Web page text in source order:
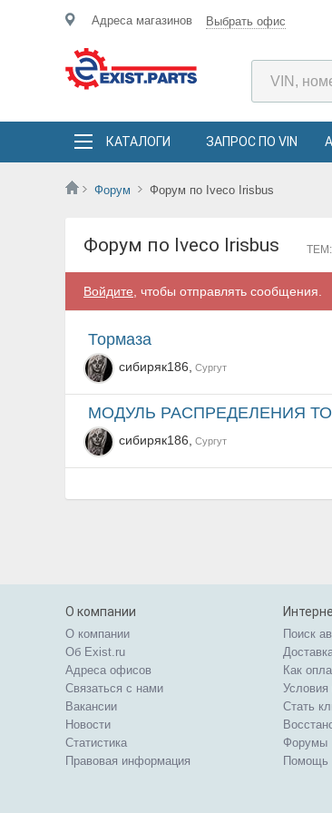
Адреса магазинов Выбрать офис
КАТАЛОГИ ЗАПРОС ПО VIN
Форум Форум по Iveco Irisbus
Форум по Iveco Irisbus ТЕМ:
Войдите , чтобы отправлять сообщения.
тормаза
сибиряк186, Сургут
МОДУЛЬ РАСПРЕДЕЛЕНИЯ
сибиряк186, Сургут
О компании
О компании
Об Exist.ru
Адреса офисов
Связаться с нами
Вакансии
Новости
Статистика
Правовая информация
Поиск
Как
Условия
Стать
Форумы
Помощь